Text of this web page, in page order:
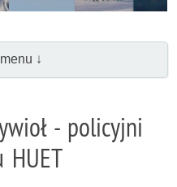
↓
- policyjni